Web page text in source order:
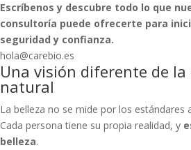
Escríbenos y descubre todo lo que
consultoría puede ofrecerte para
seguridad y confianza.
hola@carebio.es
Una visión diferente de la
natural
La belleza no se mide por los estándares
Cada persona tiene su propia realidad, y
belleza.